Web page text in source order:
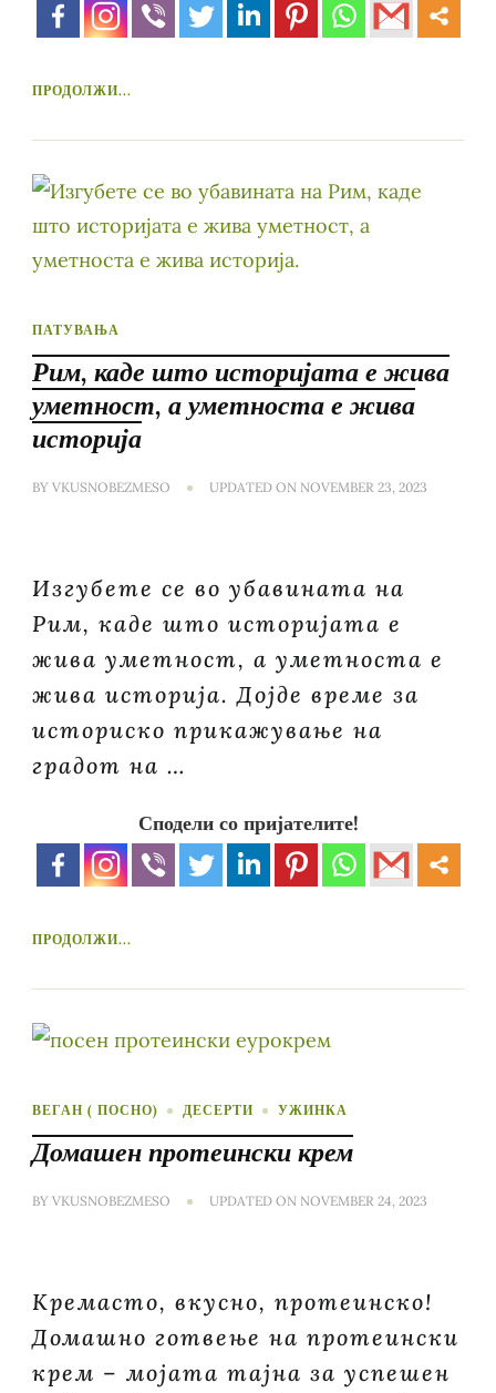
ПРОДОЛЖИ...
ПАТУВАЊА
Рим, каде што историјата е жива
уметност, а уметноста е жива
историја
BY VKUSNOBEZMESO UPDATED ON NOVEMBER 23, 2023
Изгубете се во убавината на
Рим, каде што историјата е
жива уметност, а уметноста е
жива историја. Дојде време за
историско прикажување на
градот на …
Сподели со пријателите!
ПРОДОЛЖИ...
ВЕГАН ( ПОСНО) ДЕСЕРТИ УЖИНКА
Домашен протеински крем
BY VKUSNOBEZMESO UPDATED ON NOVEMBER 24, 2023
Кремасто, вкусно, протеинско!
Домашно готвење на протеински
крем – мојата тајна за успешен